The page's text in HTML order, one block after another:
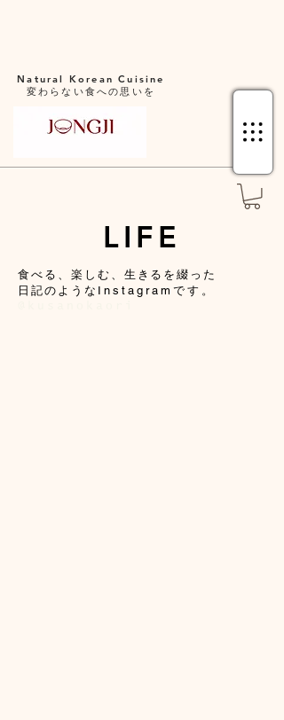
Natural Korean Cuisine​
変わらない食への思いを
​LIFE
​食べる、楽しむ、生きるを綴った
日記のような Instagramです。